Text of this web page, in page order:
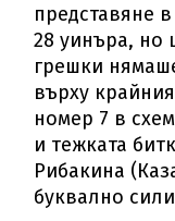
представяне
28 уинъра, но
грешки
върху
номер 7 в
и тежката
Рибакина
буквално